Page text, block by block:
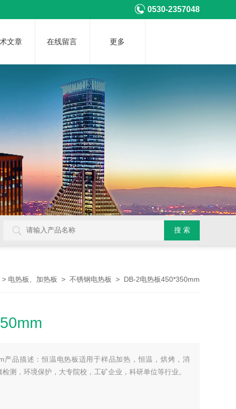
0530-2357048
文章 在线留言 更多
> 电热板、加热板 > 不锈钢电热板 > DB-2电热板450*350mm
产品描述：恒温电热板适用于样品加热，恒温，烘烤，消
测，环境保护，大专院校，工矿企业，科研单位等行业。